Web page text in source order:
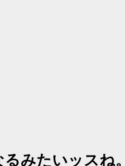
みたいッスね。